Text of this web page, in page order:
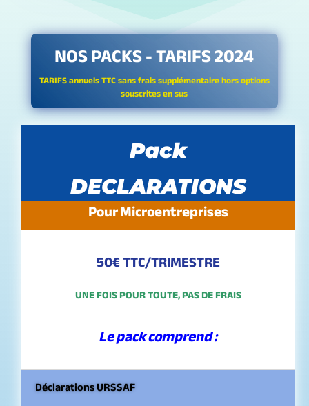
NOS PACKS - TARIFS 2024
TARIFS annuels TTC sans frais supplémentaire hors options
souscrites en sus
Pack
DECLARATIONS
Pour Microentreprises
50€ TTC/TRIMESTRE
UNE FOIS POUR TOUTE, PAS DE FRAIS
Le pack comprend :
Déclarations URSSAF